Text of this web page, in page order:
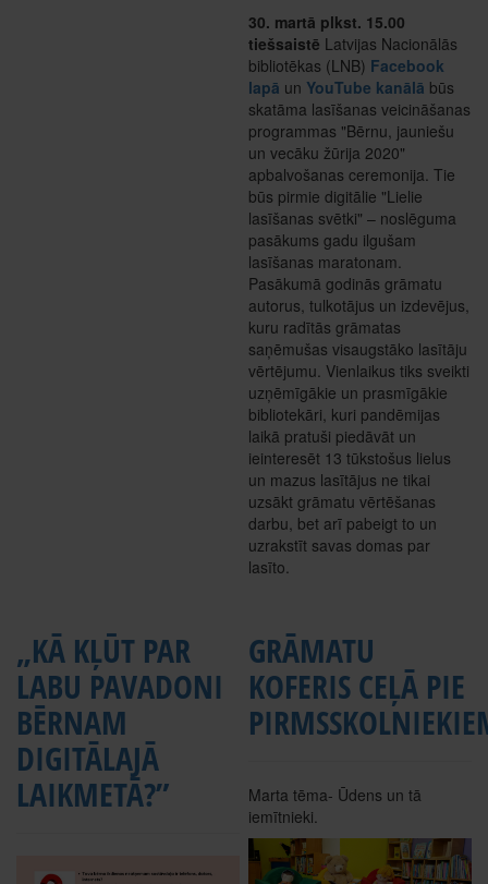
30. martā plkst. 15.00
tiešsaistē Latvijas Nacionālās
bibliotēkas (LNB) Facebook
lapā un YouTube kanālā būs
skatāma lasīšanas veicināšanas
programmas "Bērnu, jauniešu
un vecāku žūrija 2020"
apbalvošanas ceremonija. Tie
būs pirmie digitālie "Lielie
lasīšanas svētki" – noslēguma
pasākums gadu ilgušam
lasīšanas maratonam.
Pasākumā godinās grāmatu
autorus, tulkotājus un izdevējus,
kuru radītās grāmatas
saņēmušas visaugstāko lasītāju
vērtējumu. Vienlaikus tiks sveikti
uzņēmīgākie un prasmīgākie
bibliotekāri, kuri pandēmijas
laikā pratuši piedāvāt un
ieinteresēt 13 tūkstošus lielus
un mazus lasītājus ne tikai
uzsākt grāmatu vērtēšanas
darbu, bet arī pabeigt to un
uzrakstīt savas domas par
lasīto.
„KĀ KĻŪT PAR
LABU PAVADONI
BĒRNAM
DIGITĀLAJĀ
LAIKMETĀ?”
GRĀMATU
KOFERIS CEĻĀ PIE
Marta tēma- Ūdens un tā
iemītnieki.